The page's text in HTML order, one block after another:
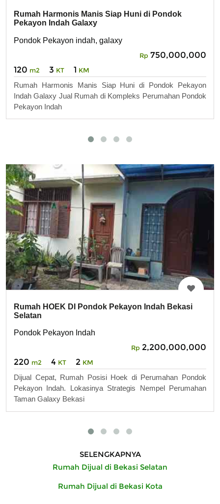
Rumah Harmonis Manis Siap Huni di Pondok
Pekayon Indah Galaxy
Pondok Pekayon indah, galaxy
Rp 750,000,000
120 m2 3 KT 1 KM
Rumah Harmonis Manis Siap Huni di Pondok Pekayon
Indah Galaxy Jual Rumah di Kompleks Perumahan Pondok
Pekayon Indah
Rumah HOEK DI Pondok Pekayon Indah Bekasi
Selatan
Pondok Pekayon Indah
Rp 2,200,000,000
220 m2 4 KT 2 KM
Dijual Cepat, Rumah Posisi Hoek di Perumahan Pondok
Pekayon Indah. Lokasinya Strategis Nempel Perumahan
Taman Galaxy Bekasi
SELENGKAPNYA
Rumah Dijual di Bekasi Selatan
Rumah Dijual di Bekasi Kota